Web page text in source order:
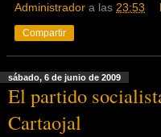
Administrador a las 23:53
Compartir
sábado, 6 de junio de 2009
El partido
Cartaojal